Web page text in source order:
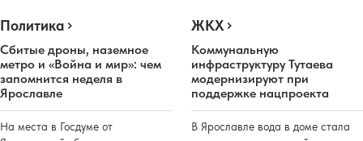
Политика
Сбитые дроны, наземное
метро и «Война и мир»: чем
запомнится неделя в
Ярославле
На места в Госдуме от
ЖКХ
Коммунальную
инфраструктуру Тутаева
модернизируют при
поддержке нацпроекта
В Ярославле вода в доме стала